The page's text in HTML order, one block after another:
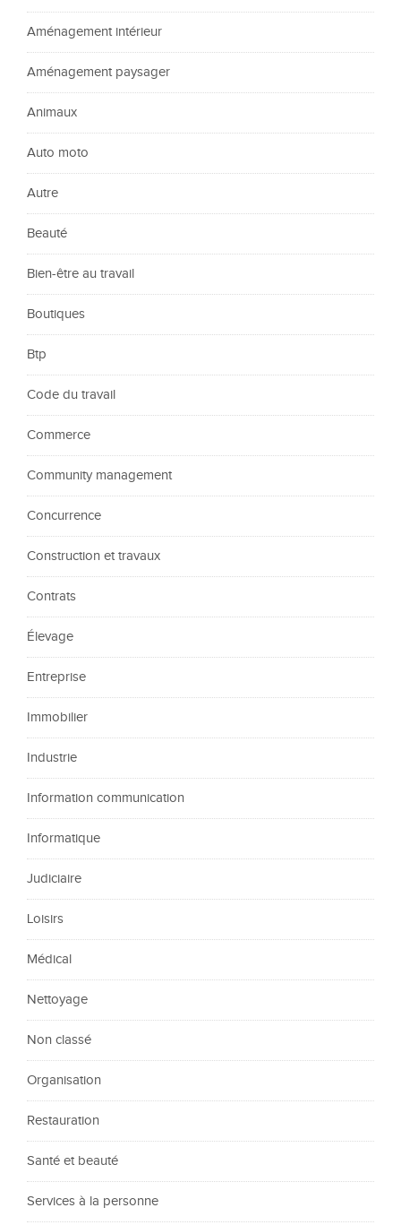
Aménagement intérieur
Aménagement paysager
Animaux
Auto moto
Autre
Beauté
Bien-être au travail
Boutiques
Btp
Code du travail
Commerce
Community management
Concurrence
Construction et travaux
Contrats
Élevage
Entreprise
Immobilier
Industrie
Information communication
Informatique
Judiciaire
Loisirs
Médical
Nettoyage
Non classé
Organisation
Restauration
Santé et beauté
Services à la personne